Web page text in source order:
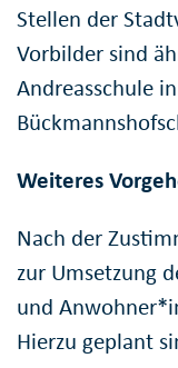
Stellen der
Vorbilder sind
Andreasschule
Weiteres
Nach der
zur Umsetzung
und
Hierzu geplant